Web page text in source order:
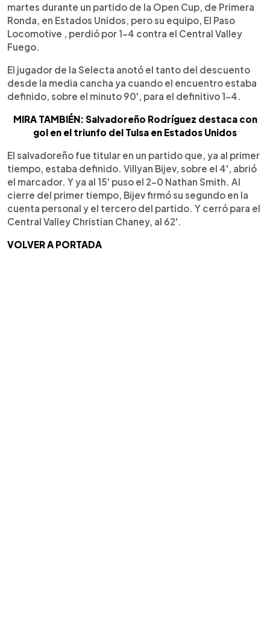
martes durante un partido de la Open Cup, de Primera
Ronda, en Estados Unidos, pero su equipo, El Paso
Locomotive , perdió por 1-4 contra el Central Valley
Fuego.
El jugador de la Selecta anotó el tanto del descuento
desde la media cancha ya cuando el encuentro estaba
definido, sobre el minuto 90', para el definitivo 1-4.
MIRA TAMBIÉN: Salvadoreño Rodríguez destaca con
gol en el triunfo del Tulsa en Estados Unidos
El salvadoreño fue titular en un partido que, ya al primer
tiempo, estaba definido. Villyan Bijev, sobre el 4', abrió
el marcador. Y ya al 15' puso el 2-0 Nathan Smith. Al
cierre del primer tiempo, Bijev firmó su segundo en la
cuenta personal y el tercero del partido. Y cerró para el
Central Valley Christian Chaney, al 62'.
VOLVER A PORTADA